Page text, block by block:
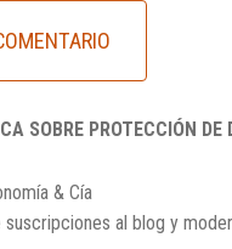
SOBRE PROTECCIÓN DE
& Cía
suscripciones al blog y